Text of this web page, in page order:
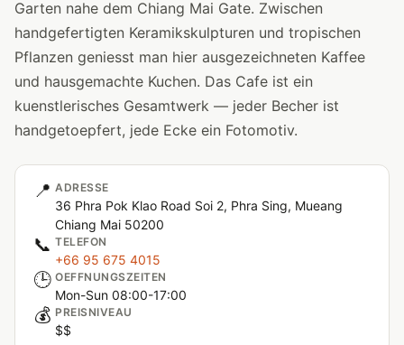
Garten nahe dem Chiang Mai Gate. Zwischen
handgefertigten Keramikskulpturen und tropischen
Pflanzen geniesst man hier ausgezeichneten Kaffee
und hausgemachte Kuchen. Das Cafe ist ein
kuenstlerisches Gesamtwerk — jeder Becher ist
handgetoepfert, jede Ecke ein Fotomotiv.
📍 ADRESSE
36 Phra Pok Klao Road Soi 2, Phra Sing, Mueang
Chiang Mai 50200
📞 TELEFON
+66 95 675 4015
🕒 OEFFNUNGSZEITEN
Mon-Sun 08:00-17:00
💰 PREISNIVEAU
$$